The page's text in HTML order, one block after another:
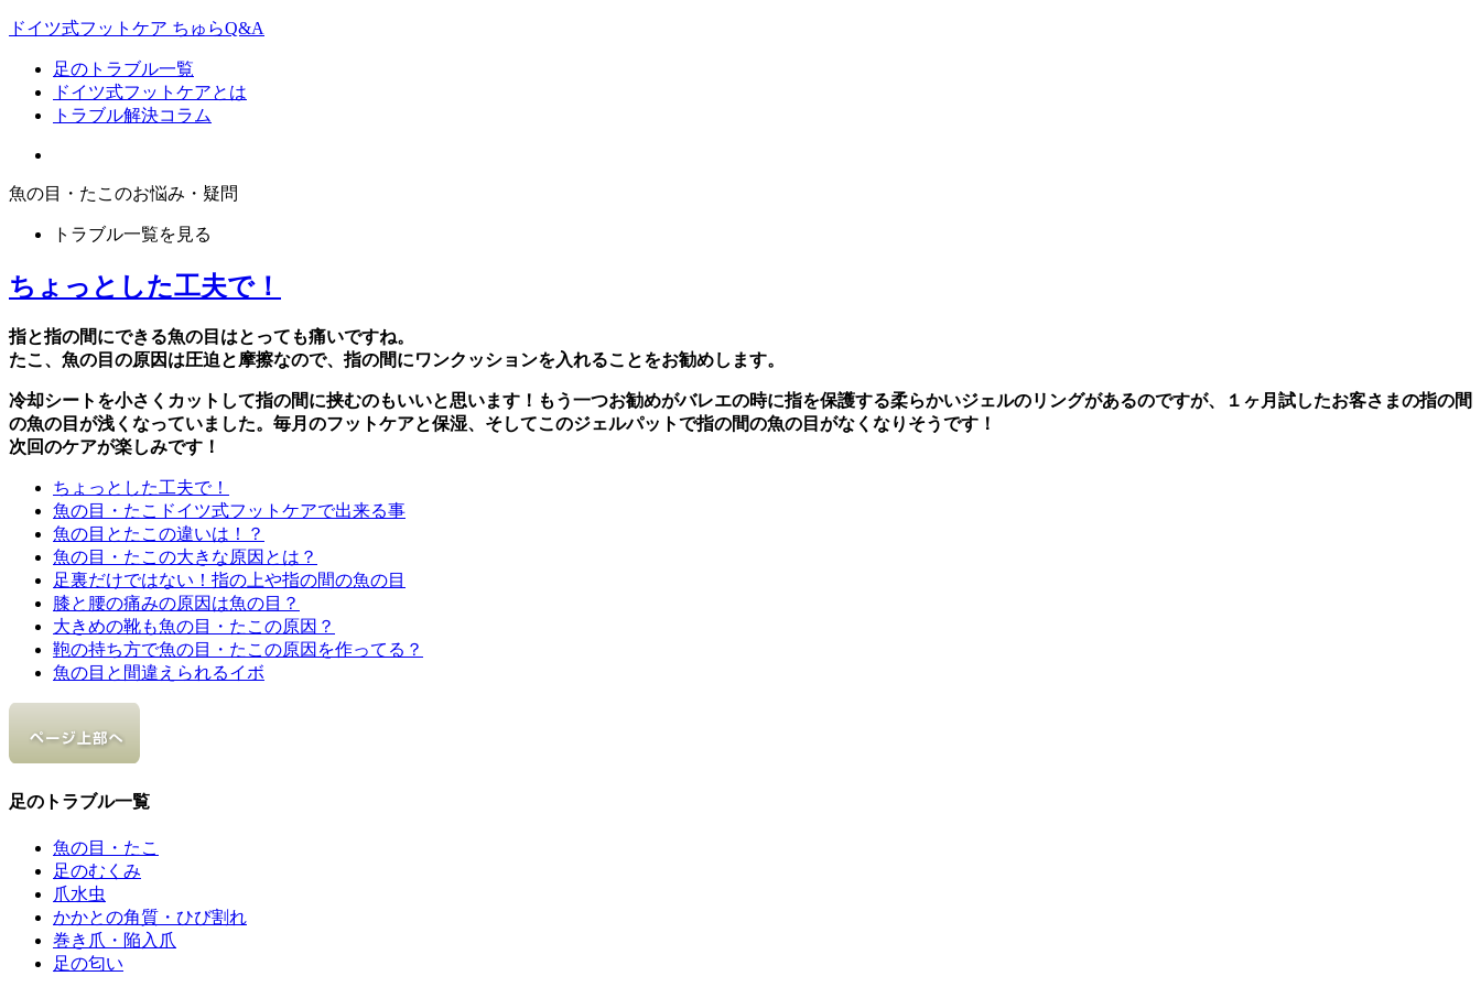
ドイツ式フットケア ちゅらQ&A
足のトラブル一覧
ドイツ式フットケアとは
トラブル解決コラム
魚の目・たこのお悩み・疑問
トラブル一覧を見る
ちょっとした工夫で！
指と指の間にできる魚の目はとっても痛いですね。
たこ、魚の目の原因は圧迫と摩擦なので、指の間にワンクッションを入れることをお勧めします。
冷却シートを小さくカットして指の間に挟むのもいいと思います！もう一つお勧めがバレエの時に指を保護する柔らかいジェルのリングがあるのですが、１ヶ月試したお客さまの指の間
の魚の目が浅くなっていました。毎月のフットケアと保湿、そしてこのジェルパットで指の間の魚の目がなくなりそうです！
次回のケアが楽しみです！
ちょっとした工夫で！
魚の目・たこドイツ式フットケアで出来る事
魚の目とたこの違いは！？
魚の目・たこの大きな原因とは？
足裏だけではない！指の上や指の間の魚の目
膝と腰の痛みの原因は魚の目？
大きめの靴も魚の目・たこの原因？
鞄の持ち方で魚の目・たこの原因を作ってる？
魚の目と間違えられるイボ
足のトラブル一覧
魚の目・たこ
足のむくみ
爪水虫
かかとの角質・ひび割れ
巻き爪・陥入爪
足の匂い